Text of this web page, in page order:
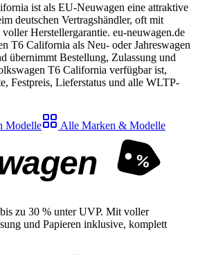
ist als EU-Neuwagen eine attraktive
deutschen Vertragshändler, oft mit
Herstellergarantie. eu-neuwagen.de
T6 California als Neu- oder Jahreswagen
übernimmt Bestellung, Zulassung und
T6 California verfügbar ist,
Festpreis, Lieferstatus und alle WLTP-
Modelle Alle Marken & Modelle
%
zu 30 % unter UVP. Mit voller
und Papieren inklusive, komplett